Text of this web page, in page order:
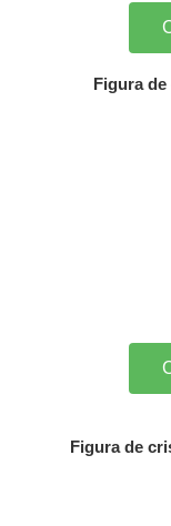
Figura
Figura de